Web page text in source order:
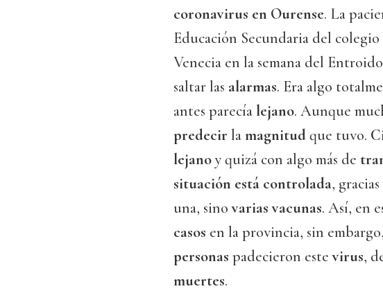
coronavirus en Ourense. La
Educación Secundaria del
Venecia en la semana del
saltar las alarmas. Era algo
antes parecía lejano. Aunque
predecir lamagnitudque tuvo.
lejanoy quizá con algo más de
situación está controlada,
una, sinovarias vacunas. Así, en
casos en la provincia, sin
personas padecieron estevirus,
muertes.